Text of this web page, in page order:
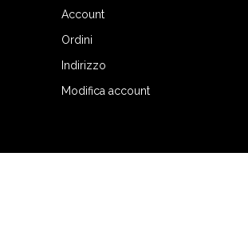
Account
Ordini
Indirizzo
Modifica account